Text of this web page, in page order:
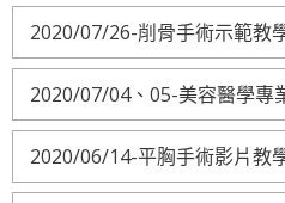
2020/07/26-削骨手術示範教
2020/07/04、05-美容醫學專
2020/06/14-平胸手術影片教